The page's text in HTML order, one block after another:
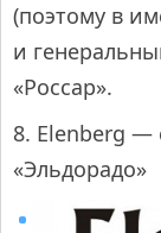
(поэтому в
и
«Россар».
8. Elenberg —
«Эльдорадо»